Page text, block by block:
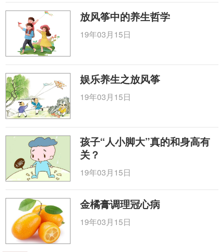
放风筝中的养生哲学
19年03月15日
娱乐养生之放风筝
19年03月15日
孩子“人小脚大”真的和身高有
关？
19年03月15日
金橘膏调理冠心病
19年03月15日